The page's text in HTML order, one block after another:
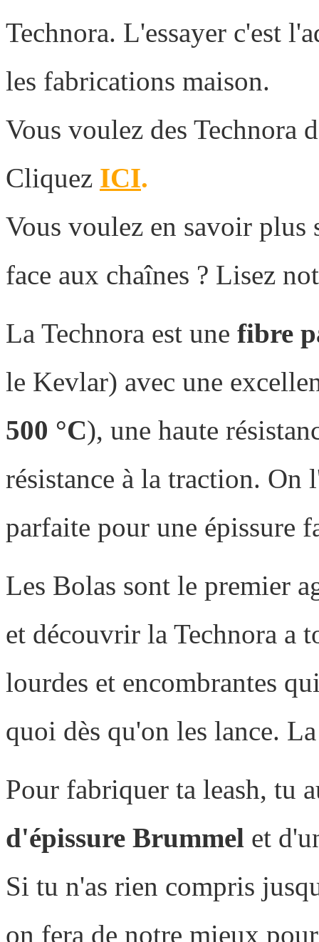
Technora. L'essayer c'est
les fabrications maison.
Vous voulez des Technora
Cliquez ICI.
Vous voulez en savoir plus
face aux chaînes ? Lisez
La Technora est une fibre
le Kevlar) avec une
500 °C), une haute
résistance à la traction.
parfaite pour une épissure
Les Bolas sont le premier
et découvrir la Technora a
lourdes et encombrantes
quoi dès qu'on les lance.
Pour fabriquer ta leash, tu
d'épissure Brummel et
Si tu n'as rien compris
on fera de notre mieux